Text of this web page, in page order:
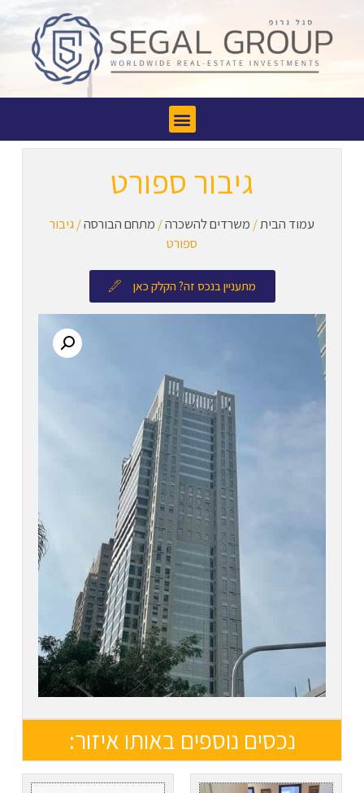
גיבור ספורט
עמוד הבית/ משרדים להשכרה/ מתחם הבורסה/ גיבור
ספורט
מתעניין בנכס זה? הקלק כאן
נכסים נוספים באותו איזור: